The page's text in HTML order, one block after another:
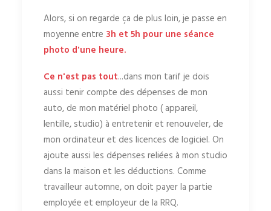
Alors, si on regarde ça de plus loin, je passe en
moyenne entre 3h et 5h pour une séance
photo d'une heure.
Ce n'est pas tout...dans mon tarif je dois
aussi tenir compte des dépenses de mon
auto, de mon matériel photo ( appareil,
lentille, studio) à entretenir et renouveler, de
mon ordinateur et des licences de logiciel. On
ajoute aussi les dépenses reliées à mon studio
dans la maison et les déductions. Comme
travailleur automne, on doit payer la partie
employée et employeur de la RRQ.